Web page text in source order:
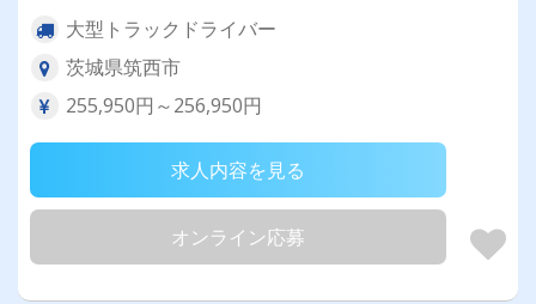
大型トラックドライバー
茨城県筑西市
255,950円～256,950円
求人内容を見る
オンライン応募